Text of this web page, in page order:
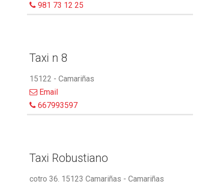
981 73 12 25
Taxi n 8
15122 - Camariñas
Email
667993597
Taxi Robustiano
cotro 36. 15123 Camariñas - Camariñas